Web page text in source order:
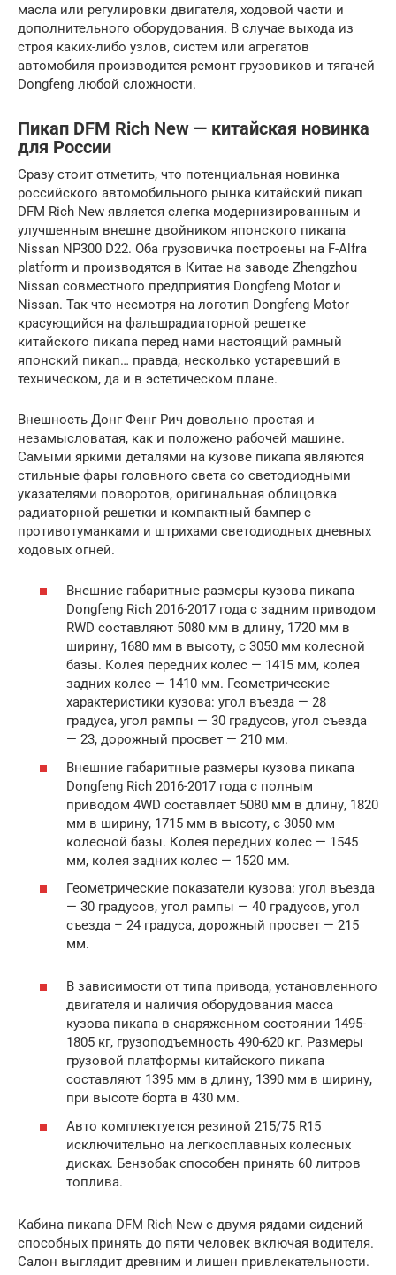
масла или регулировки двигателя, ходовой части и
дополнительного оборудования. В случае выхода из
строя каких-либо узлов, систем или агрегатов
автомобиля производится ремонт грузовиков и тягачей
Dongfeng любой сложности.
Пикап DFM Rich New — китайская новинка
для России
Сразу стоит отметить, что потенциальная новинка
российского автомобильного рынка китайский пикап
DFM Rich New является слегка модернизированным и
улучшенным внешне двойником японского пикапа
Nissan NP300 D22. Оба грузовичка построены на F-Alfra
platform и производятся в Китае на заводе Zhengzhou
Nissan совместного предприятия Dongfeng Motor и
Nissan. Так что несмотря на логотип Dongfeng Motor
красующийся на фальшрадиаторной решетке
китайского пикапа перед нами настоящий рамный
японский пикап… правда, несколько устаревший в
техническом, да и в эстетическом плане.
Внешность Донг Фенг Рич довольно простая и
незамысловатая, как и положено рабочей машине.
Самыми яркими деталями на кузове пикапа являются
стильные фары головного света со светодиодными
указателями поворотов, оригинальная облицовка
радиаторной решетки и компактный бампер с
противотуманками и штрихами светодиодных дневных
ходовых огней.
Внешние габаритные размеры кузова пикапа
Dongfeng Rich 2016-2017 года с задним приводом
RWD составляют 5080 мм в длину, 1720 мм в
ширину, 1680 мм в высоту, с 3050 мм колесной
базы. Колея передних колес — 1415 мм, колея
задних колес — 1410 мм. Геометрические
характеристики кузова: угол въезда — 28
градуса, угол рампы — 30 градусов, угол съезда
— 23, дорожный просвет — 210 мм.
Внешние габаритные размеры кузова пикапа
Dongfeng Rich 2016-2017 года с полным
приводом 4WD составляет 5080 мм в длину, 1820
мм в ширину, 1715 мм в высоту, с 3050 мм
колесной базы. Колея передних колес — 1545
мм, колея задних колес — 1520 мм.
Геометрические показатели кузова: угол въезда
— 30 градусов, угол рампы — 40 градусов, угол
съезда – 24 градуса, дорожный просвет — 215
мм.
В зависимости от типа привода, установленного
двигателя и наличия оборудования масса
кузова пикапа в снаряженном состоянии 1495-
1805 кг, грузоподъемность 490-620 кг. Размеры
грузовой платформы китайского пикапа
составляют 1395 мм в длину, 1390 мм в ширину,
при высоте борта в 430 мм.
Авто комплектуется резиной 215/75 R15
исключительно на легкосплавных колесных
дисках. Бензобак способен принять 60 литров
топлива.
Кабина пикапа DFM Rich New с двумя рядами сидений
способных принять до пяти человек включая водителя.
Салон выглядит древним и лишен привлекательности.